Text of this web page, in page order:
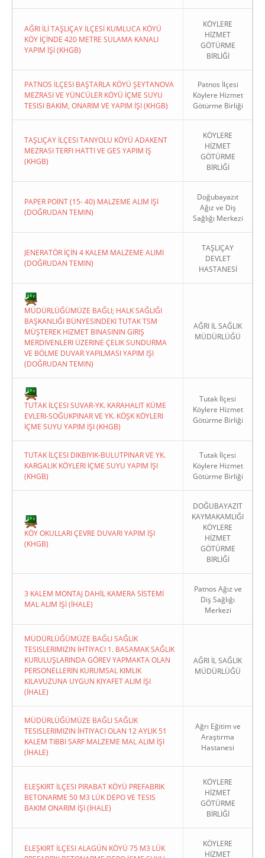
AĞRI İLİ TAŞLIÇAY İLÇESİ KUMLUCA KÖYÜ
KÖY İÇİNDE 420 METRE SULAMA KANALI
YAPIM İŞİ (KHGB)
KÖYLERE
HİZMET
GÖTÜRME
BİRLİĞİ
PATNOS İLÇESI BAŞTARLA KÖYÜ ŞEYTANOVA
MEZRASI VE YÜNCÜLER KÖYÜ İÇME SUYU
TESISI BAKIM, ONARIM VE YAPIM İŞI (KHGB)
Patnos İlçesi
Köylere Hizmet
Götürme Birliği
TAŞLIÇAY İLÇESI TANYOLU KÖYÜ ADAKENT
MEZRASI TERFI HATTI VE GES YAPIM İŞ
(KHGB)
KÖYLERE
HİZMET
GÖTÜRME
BİRLİĞİ
PAPER POİNT (15- 40) MALZEME ALIM İŞİ
(DOĞRUDAN TEMIN)
Doğubayazıt
Ağız ve Diş
Sağlığı Merkezi
JENERATÖR İÇİN 4 KALEM MALZEME ALIMI
(DOĞRUDAN TEMIN)
TAŞLIÇAY
DEVLET
HASTANESİ
MÜDÜRLÜĞÜMÜZE BAĞLI; HALK SAĞLIĞI
BAŞKANLIĞI BÜNYESINDEKI TUTAK TSM
MÜŞTEREK HIZMET BINASININ GIRIŞ
MERDIVENLERI ÜZERINE ÇELIK SUNDURMA
VE BÖLME DUVAR YAPILMASI YAPIM IŞI
(DOĞRUDAN TEMIN)
AĞRI İL SAĞLIK
MÜDÜRLÜĞÜ
TUTAK İLÇESI SUVAR-YK. KARAHALIT KÜME
EVLERI-SOĞUKPINAR VE YK. KÖŞK KÖYLERI
İÇME SUYU YAPIM İŞI (KHGB)
Tutak İlçesi
Köylere Hizmet
Götürme Birliği
TUTAK İLÇESI DIKBIYIK-BULUTPINAR VE YK.
KARGALIK KÖYLERI İÇME SUYU YAPIM İŞI
(KHGB)
Tutak İlçesi
Köylere Hizmet
Götürme Birliği
KÖY OKULLARI ÇEVRE DUVARI YAPIM İŞI
(KHGB)
DOĞUBAYAZIT
KAYMAKAMLIĞI
KÖYLERE
HİZMET
GÖTÜRME
BİRLİĞİ
3 KALEM MONTAJ DAHİL KAMERA SİSTEMİ
MAL ALIM İŞİ (İHALE)
Patnos Ağız ve
Diş Sağlığı
Merkezi
MÜDÜRLÜĞÜMÜZE BAĞLI SAĞLIK
TESISLERIMIZIN İHTIYACI 1. BASAMAK SAĞLIK
KURULUŞLARINDA GÖREV YAPMAKTA OLAN
PERSONELLERIN KURUMSAL KIMLIK
KILAVUZUNA UYGUN KIYAFET ALIM İŞI
(İHALE)
AĞRI İL SAĞLIK
MÜDÜRLÜĞÜ
MÜDÜRLÜĞÜMÜZE BAĞLI SAĞLIK
TESISLERIMIZIN İHTIYACI OLAN 12 AYLIK 51
KALEM TIBBI SARF MALZEME MAL ALIM İŞI
(İHALE)
Ağrı Eğitim ve
Araştırma
Hastanesi
ELEŞKIRT İLÇESI PIRABAT KÖYÜ PREFABRIK
BETONARME 50 M3 LÜK DEPO VE TESIS
BAKIM ONARIM İŞI (İHALE)
KÖYLERE
HİZMET
GÖTÜRME
BİRLİĞİ
ELEŞKIRT İLÇESI ALAGÜN KÖYÜ 75 M3 LÜK
KÖYLERE
HİZMET